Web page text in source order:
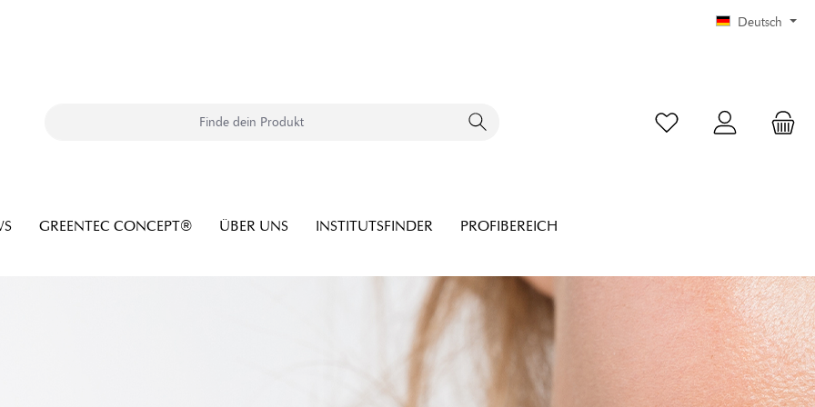
Deutsch
GREENTEC CONCEPT® ÜBER UNS INSTITUTSFINDER PROFIBEREICH